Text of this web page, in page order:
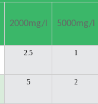
2000mg/l 5000mg/l
2.5 1
5 2